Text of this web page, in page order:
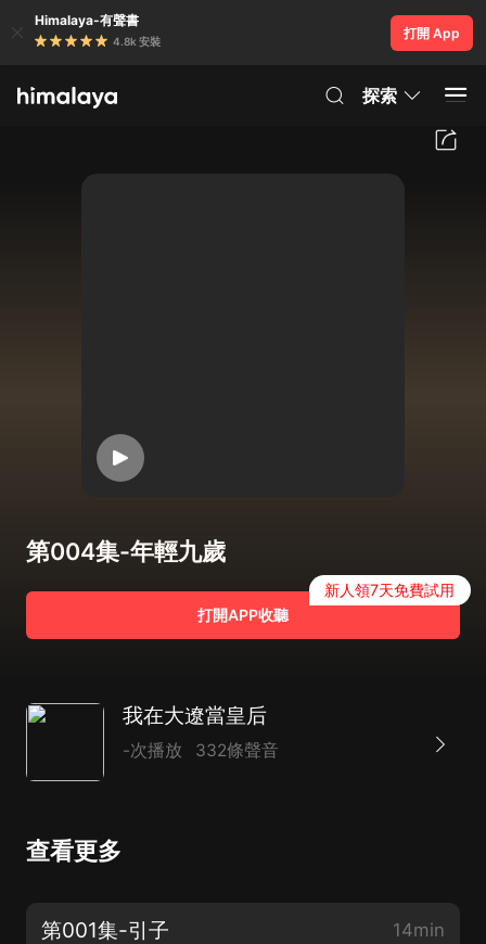
Himalaya-有聲書
4.8k 安裝
打開 App
探索
第004集-年輕九歲
打開APP收聽
新人領7天免費試用
我在大遼當皇后
-次播放 332條聲音
查看更多
第001集-引子 14min